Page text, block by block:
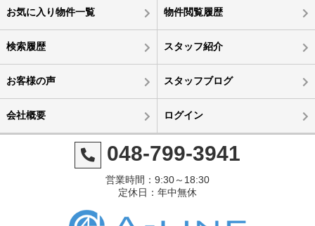
お気に入り物件一覧 物件閲覧履歴
検索履歴 スタッフ紹介
お客様の声 スタッフブログ
会社概要 ログイン
048-799-3941
営業時間：9:30～18:30
定休日：年中無休